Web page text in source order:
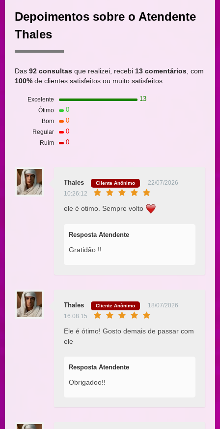
Depoimentos sobre o Atendente
Thales
Das 92 consultas que realizei, recebi 13 comentários , com
100% de clientes satisfeitos ou muito satisfeitos
Excelente 13
Ótimo 0
Bom 0
Regular 0
Ruim 0
Thales Cliente Anônimo
22/07/2026
10:26:12
ele é otimo. Sempre volto
Resposta Atendente
Gratidão !!
Thales Cliente Anônimo
18/07/2026
16:08:15
Ele é ótimo! Gosto demais de passar com
ele
Resposta Atendente
Obrigadoo!!